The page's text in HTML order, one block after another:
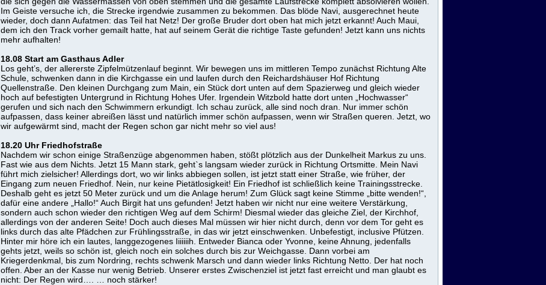
Im Geiste versuche ich, die Strecke irgendwie zusammen zu bekommen. Das blöde Navi, ausgerechnet heute
wieder, doch dann Aufatmen: das Teil hat Netz! Der große Bruder dort oben hat mich jetzt erkannt! Auch Maui,
dem ich den Track vorher gemailt hatte, hat auf seinem Gerät die richtige Taste gefunden! Jetzt kann uns nichts
mehr aufhalten!
18.08 Start am Gasthaus Adler
Los geht’s, der allererste Zipfelmützenlauf beginnt. Wir bewegen uns im mittleren Tempo zunächst Richtung Alte
Schule, schwenken dann in die Kirchgasse ein und laufen durch den Reichardshäuser Hof Richtung
Quellenstraße. Den kleinen Durchgang zum Main, ein Stück dort unten auf dem Spazierweg und gleich wieder
hoch auf befestigten Untergrund in Richtung Hohes Ufer. Irgendein Witzbold hatte dort unten „Hochwasser“
gerufen und sich nach den Schwimmern erkundigt. Ich schau zurück, alle sind noch dran. Nur immer schön
aufpassen, dass keiner abreißen lässt und natürlich immer schön aufpassen, wenn wir Straßen queren. Jetzt, wo
wir aufgewärmt sind, macht der Regen schon gar nicht mehr so viel aus!
18.20 Uhr Friedhofstraße
Nachdem wir schon einige Straßenzüge abgenommen haben, stößt plötzlich aus der Dunkelheit Markus zu uns.
Fast wie aus dem Nichts. Jetzt 15 Mann stark, geht`s langsam wieder zurück in Richtung Ortsmitte. Mein Navi
führt mich zielsicher! Allerdings dort, wo wir links abbiegen sollen, ist jetzt statt einer Straße, wie früher, der
Eingang zum neuen Friedhof. Nein, nur keine Pietätlosigkeit! Ein Friedhof ist schließlich keine Trainingsstrecke.
Deshalb geht es jetzt 50 Meter zurück und um die Anlage herum! Zum Glück sagt keine Stimme „bitte wenden!“,
dafür eine andere „Hallo!“ Auch Birgit hat uns gefunden! Jetzt haben wir nicht nur eine weitere Verstärkung,
sondern auch schon wieder den richtigen Weg auf dem Schirm! Diesmal wieder das gleiche Ziel, der Kirchhof,
allerdings von der anderen Seite! Doch auch dieses Mal müssen wir hier nicht durch, denn vor dem Tor geht es
links durch das alte Pfädchen zur Frühlingsstraße, in das wir jetzt einschwenken. Unbefestigt, inclusive Pfützen.
Hinter mir höre ich ein lautes, langgezogenes Iiiiiiih. Entweder Bianca oder Yvonne, keine Ahnung, jedenfalls
gehts jetzt, weils so schön ist, gleich noch ein solches durch bis zur Weichgasse. Dann vorbei am
Kriegerdenkmal, bis zum Nordring, rechts schwenk Marsch und dann wieder links Richtung Netto. Der hat noch
offen. Aber an der Kasse nur wenig Betrieb. Unserer erstes Zwischenziel ist jetzt fast erreicht und man glaubt es
nicht: Der Regen wird…. … noch stärker!